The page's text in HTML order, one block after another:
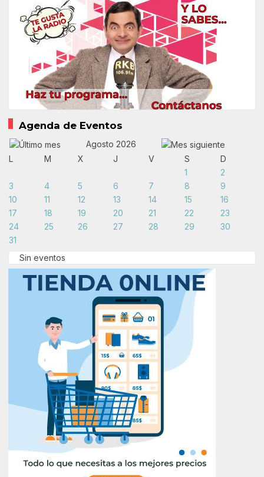
Agenda de Eventos
Agosto 2026
L
M X J V S
D
1
2
3
4 5 6 7 8
9
10
11 12 13 14 15
16
17
18 19 20 21 22
23
24
25 26 27 28 29
30
31
Sin eventos